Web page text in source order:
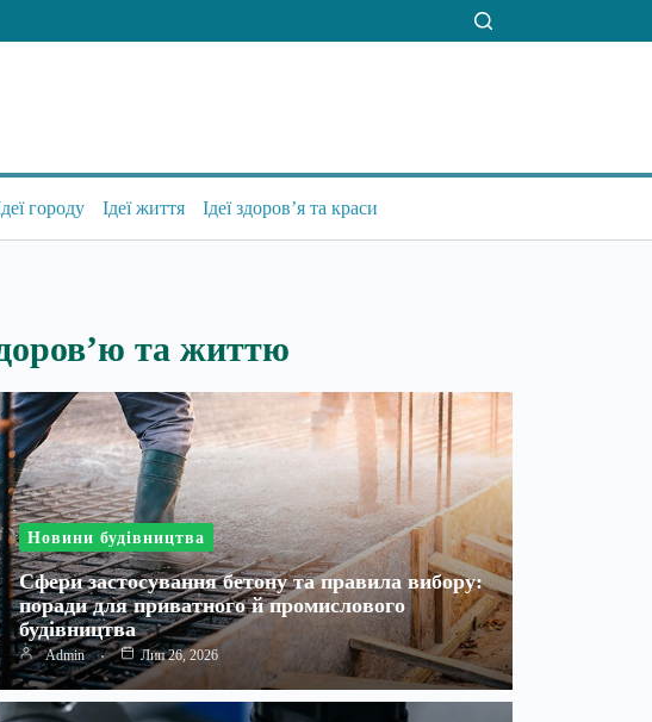
городу Ідеї життя Ідеї здоров’я та краси
та життю
Новини будівництва
Сфери застосування бетону та правила вибору:
поради для приватного й промислового
будівництва
Admin Лип 26, 2026